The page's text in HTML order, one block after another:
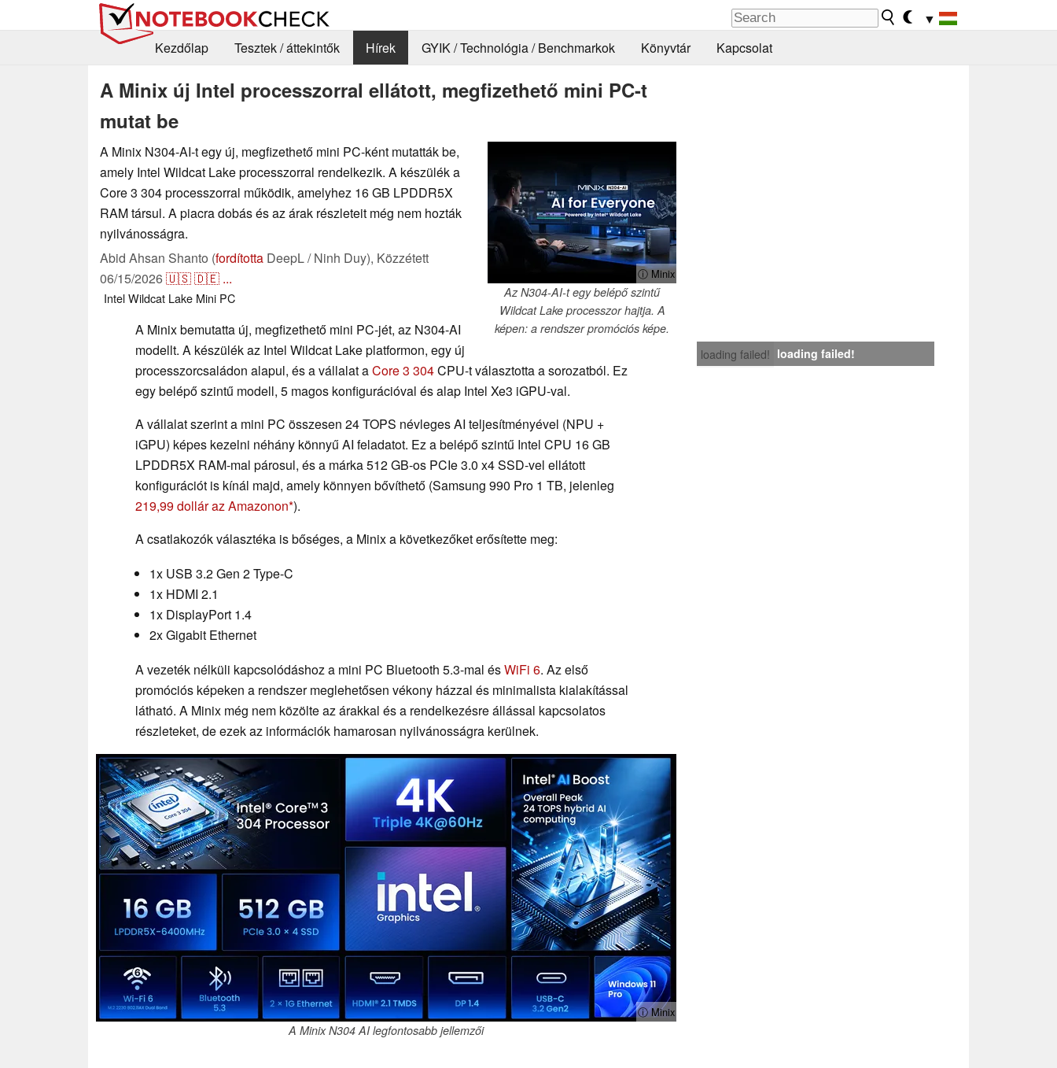
▼
Kezdőlap
Tesztek / áttekintők Hírek GYIK / Technológia / Benchmarkok Könyvtár Kapcsolat
A Minix új Intel processzorral ellátott, megfizethető mini PC-t
mutat be
ⓘ Minix
Az N304-AI-t egy belépő szintű
Wildcat Lake processzor hajtja. A
képen: a rendszer promóciós képe.
A Minix N304-AI-t egy új, megfizethető mini PC-ként mutatták be,
amely Intel Wildcat Lake processzorral rendelkezik. A készülék a
Core 3 304 processzorral működik, amelyhez 16 GB LPDDR5X
RAM társul. A piacra dobás és az árak részleteit még nem hozták
nyilvánosságra.
Abid Ahsan Shanto (fordította DeepL / Ninh Duy), Közzétett
06/15/2026🇺🇸🇩🇪 ...
IntelWildcat Lake Mini PC
loading failed! loading failed!
A Minix bemutatta új, megfizethető mini PC-jét, az N304-AI
modellt. A készülék az Intel Wildcat Lake platformon, egy új
processzorcsaládon alapul, és a vállalat aCore 3 304CPU-t választotta a sorozatból. Ez
egy belépő szintű modell, 5 magos konfigurációval és alap Intel Xe3 iGPU-val.
A vállalat szerint a mini PC összesen 24 TOPS névleges AI teljesítményével (NPU +
iGPU) képes kezelni néhány könnyű AI feladatot. Ez a belépő szintű Intel CPU 16 GB
LPDDR5X RAM-mal párosul, és a márka 512 GB-os PCIe 3.0 x4 SSD-vel ellátott
konfigurációt is kínál majd, amely könnyen bővíthető (Samsung 990 Pro 1 TB, jelenleg
219,99 dollár az Amazonon ).
A csatlakozók választéka is bőséges, a Minix a következőket erősítette meg:
1x USB 3.2 Gen 2 Type-C
1x HDMI 2.1
1x DisplayPort 1.4
2x Gigabit Ethernet
A vezeték nélküli kapcsolódáshoz a mini PC Bluetooth 5.3-mal ésWiFi 6. Az első
promóciós képeken a rendszer meglehetősen vékony házzal és minimalista kialakítással
látható. A Minix még nem közölte az árakkal és a rendelkezésre állással kapcsolatos
részleteket, de ezek az információk hamarosan nyilvánosságra kerülnek.
ⓘ Minix
A Minix N304 AI legfontosabb jellemzői